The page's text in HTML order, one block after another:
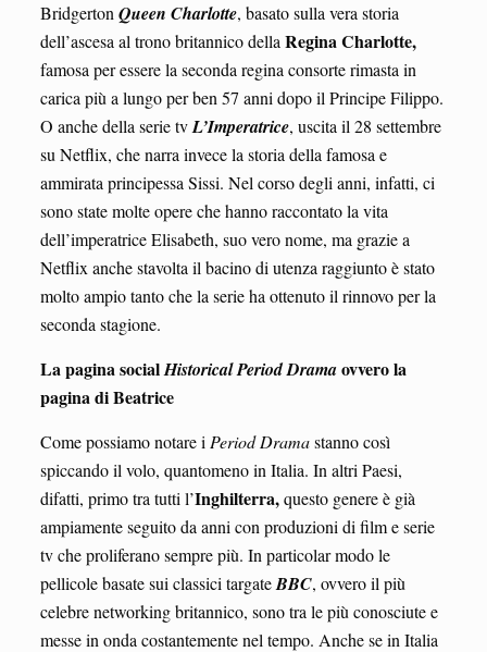
Bridgerton Queen Charlotte, basato sulla vera storia
dell’ascesa al trono britannico della Regina Charlotte,
famosa per essere la seconda regina consorte rimasta in
carica più a lungo per ben 57 anni dopo il Principe Filippo.
O anche della serie tvL’Imperatrice, uscita il 28 settembre
su Netflix, che narra invece la storia della famosa e
ammirata principessa Sissi. Nel corso degli anni, infatti, ci
sono state molte opere che hanno raccontato la vita
dell’imperatrice Elisabeth, suo vero nome, ma grazie a
Netflix anche stavolta il bacino di utenza raggiunto è stato
molto ampio tanto che la serie ha ottenuto il rinnovo per la
seconda stagione.
La pagina socialHistorical Period Dramaovvero la
pagina di Beatrice
Come possiamo notare i Period Dramastanno così
spiccando il volo, quantomeno in Italia. In altri Paesi,
difatti, primo tra tutti l’Inghilterra,questo genere è già
ampiamente seguito da anni con produzioni di film e serie
tv che proliferano sempre più. In particolar modo le
pellicole basate sui classici targateBBC, ovvero il più
celebre networking britannico, sono tra le più conosciute e
messe in onda costantemente nel tempo. Anche se in Italia